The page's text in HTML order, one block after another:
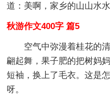
道：美啊，家乡的山山水水
秋游作文400字 篇5
空气中弥漫着桂花的
翩起舞，果子肥的把树妈
短袖，换上了毛衣。这是
呀。